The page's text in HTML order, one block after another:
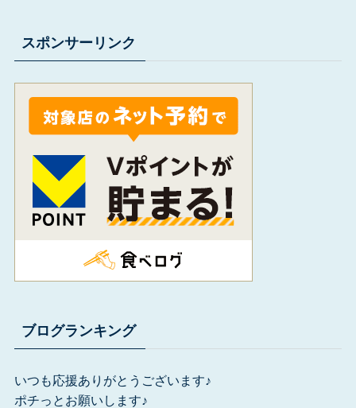
スポンサーリンク
ブログランキング
いつも応援ありがとうございます♪
ポチっとお願いします♪